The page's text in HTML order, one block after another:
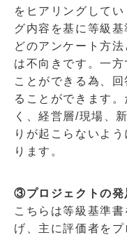
をヒアリングして
グ内容を基に等級
どのアンケート方
は不向きです。一
ことができる為、
ることができます
く、経営層/現場、
りが起こらないよ
ります。
③プロジェクトの発
こちらは等級基準
げ、主に評価者を